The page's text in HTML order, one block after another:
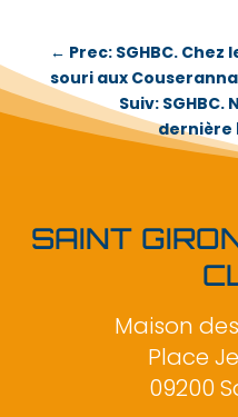
← Prec: SGHBC.
souri aux
Suiv:
dernière
SAINT
Maison
Place
09200